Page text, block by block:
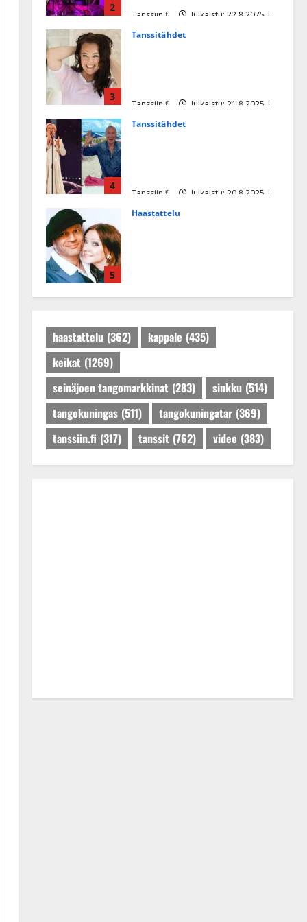
2
Tanssiin.fi
Julkaistu: 22.8.2025 |
3
Tanssitähdet
Tanssiin.fi
Julkaistu: 21.8.2025 |
4
Tanssitähdet
Tanssiin.fi
Julkaistu: 20.8.2025 |
5
Haastattelu
Tanssiin.fi
Julkaistu: 27.4.2025 |
haastattelu (362) kappale (435)
keikat (1269)
seinäjoen tangomarkkinat (283) sinkku (514)
tangokuningas (511) tangokuningatar (369)
tanssiin.fi (317) tanssit (762) video (383)